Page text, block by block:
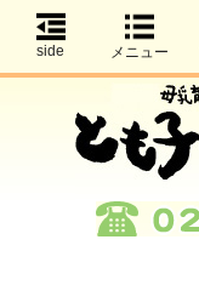
side メニュー